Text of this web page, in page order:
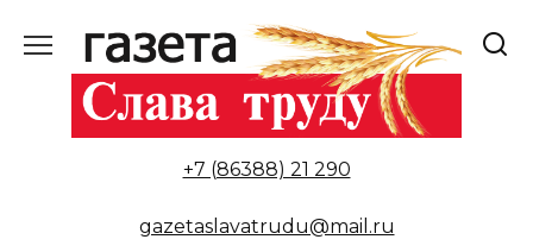
содержанию
+7 (86388) 21 290
gazetaslavatrudu@mail.ru